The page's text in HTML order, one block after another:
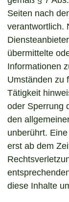
Seiten nach
verantwortlich.
übermittelte
Informationen
Umständen zu
Tätigkeit
oder Sperrung
den
unberührt.
erst ab dem
diese Inhalte